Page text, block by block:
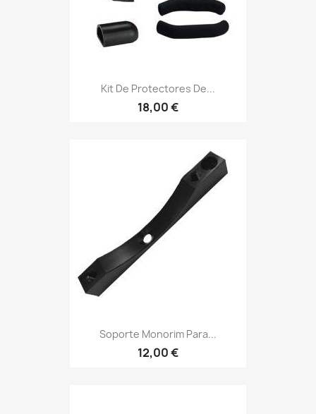
Kit De Protectores De...
18,00 €
Soporte Monorim Para...
12,00 €